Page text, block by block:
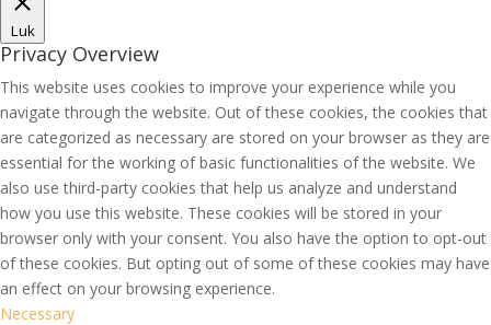
Luk
Privacy Overview
This website uses cookies to improve your experience while you
navigate through the website. Out of these cookies, the cookies that
are categorized as necessary are stored on your browser as they are
essential for the working of basic functionalities of the website. We
also use third-party cookies that help us analyze and understand
how you use this website. These cookies will be stored in your
browser only with your consent. You also have the option to opt-out
of these cookies. But opting out of some of these cookies may have
an effect on your browsing experience.
Necessary